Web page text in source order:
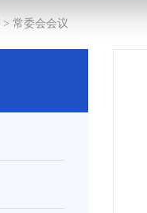
> 常委会会议